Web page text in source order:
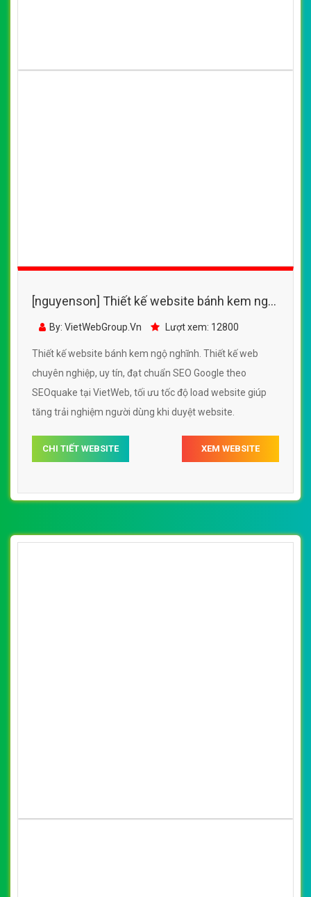
[nguyenson] Thiết kế website bánh kem ngộ
nghĩnh đẹp, chuyên nghiệp chuẩn SEO
By: VietWebGroup.Vn Lượt xem: 12800
Thiết kế website bánh kem ngộ nghĩnh. Thiết kế web
chuyên nghiệp, uy tín, đạt chuẩn SEO Google theo
SEOquake tại VietWeb, tối ưu tốc độ load website giúp
tăng trải nghiệm người dùng khi duyệt website.
CHI TIẾT WEBSITE XEM WEBSITE